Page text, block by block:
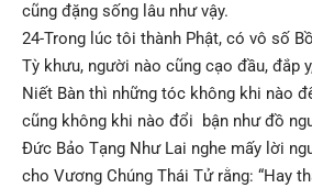
cũng đặng sống lâu như vậy.
24-Trong lúc tôi thành Phật, có vô số
Tỳ khưu, người nào cũng cạo đầu, đắp
Niết Bàn thì những tóc không khi nào
cũng không khi nào đổi bận như đồ
Đức Bảo Tạng Như Lai nghe mấy lời
cho Vương Chúng Thái Tử rằng: “Hay